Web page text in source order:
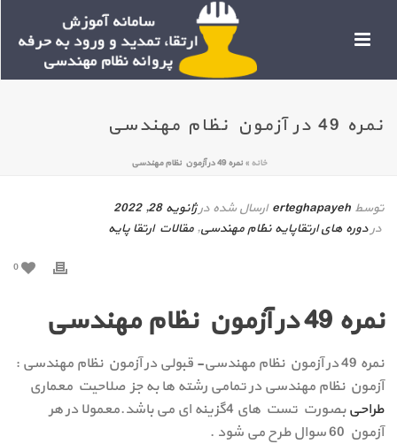
نمره 49 در آزمون نظام مهندسی
خانه »نمره 49 در آزمون نظام مهندسی
توسط erteghapayehارسال شده درژانویه 28, 2022
دردوره های ارتقاپایه نظام مهندسی,مقالات ارتقا پایه
0
نمره 49 در آزمون نظام مهندسی
نمره 49 در آزمون نظام مهندسی- قبولی در آزمون نظام مهندسی :
آزمون نظام مهندسی در تمامی رشته ها به جز صلاحیت معماری
طراحی
بصورت تست های 4گزینه ای می باشد.معمولا در هر
آزمون 60 سوال طرح می شود .